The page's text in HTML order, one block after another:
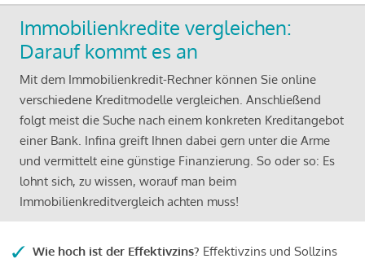
Immobilienkredite vergleichen:
Darauf kommt es an
Mit dem Immobilienkredit-Rechner können Sie online
verschiedene Kreditmodelle vergleichen. Anschließend
folgt meist die Suche nach einem konkreten Kreditangebot
einer Bank. Infina greift Ihnen dabei gern unter die Arme
und vermittelt eine günstige Finanzierung. So oder so: Es
lohnt sich, zu wissen, worauf man beim
Immobilienkreditvergleich achten muss!
Wie hoch ist der Effektivzins? Effektivzins und Sollzins